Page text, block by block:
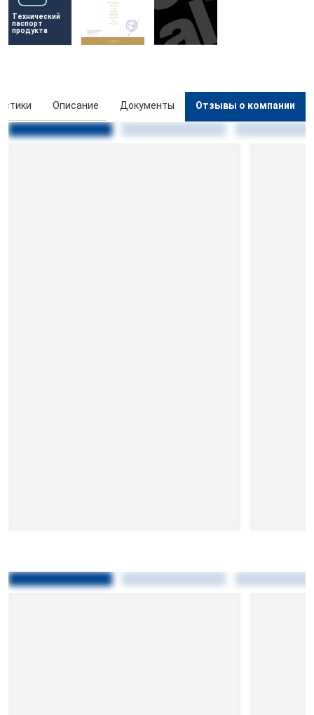
Технический
паспорт
продукта
Описание Документы Отзывы о компании